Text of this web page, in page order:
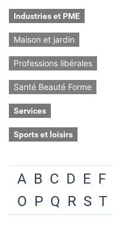
Industries et PME
Maison et jardin
Professions libérales
Santé Beauté Forme
Services
Sports et loisirs
A B C D E F
O P Q R S T